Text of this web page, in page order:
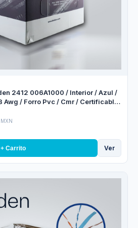
2412 006A1000 / Interior / Azul /
Awg / Forro Pvc / Cmr / Certificable
Pies 305 Metros
MXN
+ Carrito Ver